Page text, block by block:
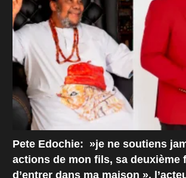
Pete Edochie: »je ne soutiens
actions de mon fils, sa deuxième
d’entrer dans ma maison »,